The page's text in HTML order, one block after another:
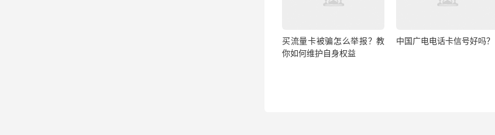
买流量卡被骗怎么举报？教
你如何维护自身权益
中国广电电话卡信号好吗？